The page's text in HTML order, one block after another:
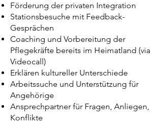
Förderung der privaten Integration
Stationsbesuche mit Feedback-
Gesprächen
Coaching und Vorbereitung der
Pflegekräfte bereits im Heimatland (via
Videocall)
Erklären kultureller Unterschiede
Arbeitssuche und Unterstützung für
Angehörige
Ansprechpartner für Fragen, Anliegen,
Konflikte